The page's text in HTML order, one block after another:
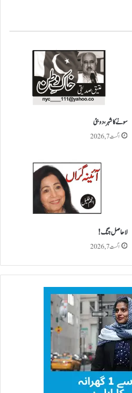
سونے کا شہر، دوبئی
اگست 7, 2026
لاحاصل جنگ!
اگست 7, 2026